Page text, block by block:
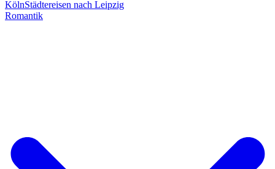
KölnStädtereisen nach Leipzig
Romantik